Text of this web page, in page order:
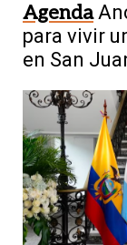
Agenda
para vivir
en San